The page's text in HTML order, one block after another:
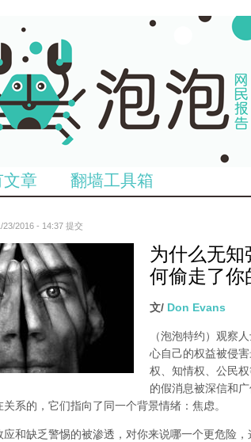
文章 翻墙工具箱
23/2016 - 14:37 提交
为什么无
何偷走了你
文/ Don Evans
（泡泡特约） 观察
心自己的权益被侵
权、知情权、公民
的假消息被深信和
系的，它们指向了同一个背景情绪：焦虑。
应和缺乏警惕的被渗透，对你来说哪一个更危险